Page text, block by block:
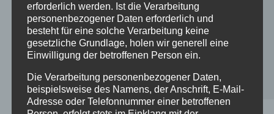
Gemeindehaus Kreuzkirche –
erforderlich werden. Ist die Verarbeitung
personenbezogener Daten erforderlich und
besteht für eine solche Verarbeitung keine
gesetzliche Grundlage, holen wir generell eine
Einwilligung der betroffenen Person ein.
Die Verarbeitung personenbezogener Daten,
beispielsweise des Namens, der Anschrift, E-Mail-
Adresse oder Telefonnummer einer betroffenen